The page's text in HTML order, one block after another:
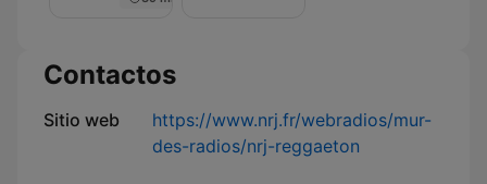
sur
NRJ
Contactos
Sitio web
https://www.nrj.fr/webradios/mur-
des-radios/nrj-reggaeton